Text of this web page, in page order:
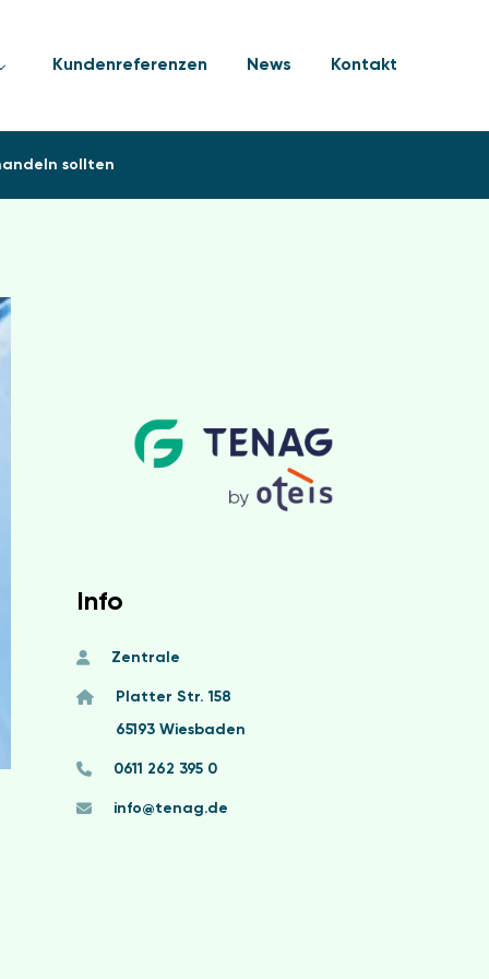
Kundenreferenzen News Kontakt
sollten
Info
Zentrale
Platter Str. 158
65193 Wiesbaden
0611 262 395 0
info@tenag.de